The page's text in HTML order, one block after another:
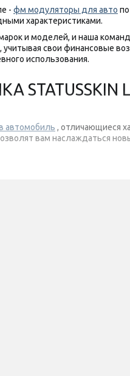
- фм модуляторы для авто
характеристиками.
и моделей, и наша
свои финансовые
использования.
автомобиль , отличающиеся
вам наслаждаться